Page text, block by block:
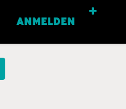
ANMELDEN